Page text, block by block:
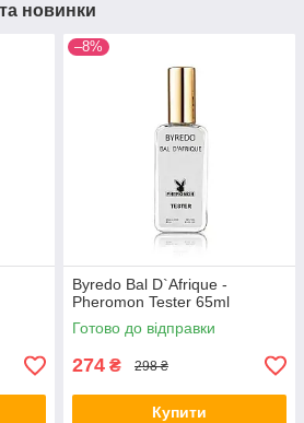
новинки
–8%
Byredo Bal D`Afrique -
Pheromon Tester 65ml
Готово до відправки
274 ₴ 298 ₴
Купити